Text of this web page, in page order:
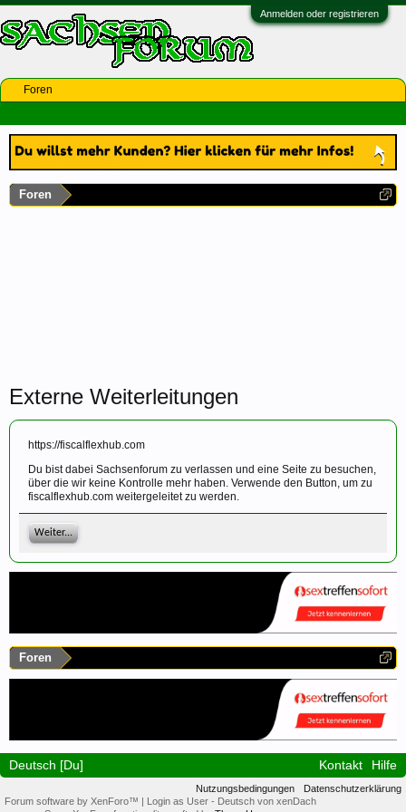
Anmelden oder registrieren
Foren
Externe Weiterleitungen
https://fiscalflexhub.com
Du bist dabei Sachsenforum zu verlassen und eine Seite zu besuchen,
über die wir keine Kontrolle mehr haben. Verwende den Button, um zu
fiscalflexhub.com weitergeleitet zu werden.
Weiter...
Foren
Foren
Deutsch [Du] Kontakt Hilfe
Nutzungsbedingungen
Datenschutzerklärung
Forum software by XenForo™ | Login as User - Deutsch von xenDach